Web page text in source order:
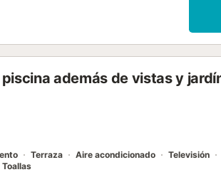
y escritorio, mientras que el aire
durante todo el año. El interior está acabado
con mobiliario de jardín ofrece vistas a las
y otras opciones gastronómicas se
acceder al entorno natural de la región....
además de vistas y
Terraza Aire acondicionado
Televisión
Toallas